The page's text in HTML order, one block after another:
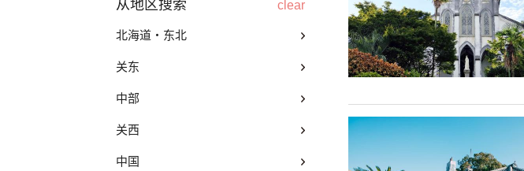
从地区搜索 clear
北海道・东北
关东
中部
关西
中国